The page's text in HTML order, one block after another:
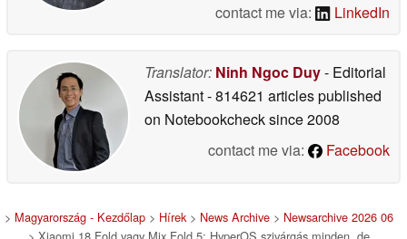
contact me via:
LinkedIn
Translator: Ninh Ngoc Duy- Editorial
Assistant- 814621 articles published
on Notebookchecksince 2008
contact me via:
Facebook
> Magyarország - Kezdőlap > Hírek > News Archive > Newsarchive 2026 06
> Xiaomi 18 Fold vagy Mix Fold 5: HyperOS szivárgás minden, de